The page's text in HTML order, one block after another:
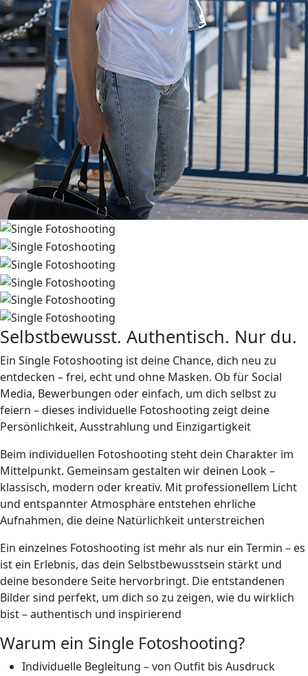
Selbstbewusst. Authentisch. Nur du.
Ein Single Fotoshooting istdeine Chance, dich neu zu
entdecken – frei, echt und ohne Masken. Ob für Social
Media, Bewerbungen oder einfach, um dich selbst zu
feiern – dieses individuelle Fotoshooting zeigt deine
Persönlichkeit, Ausstrahlung und Einzigartigkeit
Beim individuellen Fotoshooting steht dein Charakter im
Mittelpunkt. Gemeinsam gestalten wir deinen Look –
klassisch, modern oder kreativ. Mit professionellem Licht
und entspannter Atmosphäre entstehen ehrliche
Aufnahmen, die deine Natürlichkeit unterstreichen
Ein einzelnes Fotoshooting ist mehr als nur ein Termin – es
ist ein Erlebnis, das dein Selbstbewusstsein stärkt und
deine besondere Seite hervorbringt. Die entstandenen
Bilder sind perfekt, um dich so zu zeigen, wie du wirklich
bist –authentisch und inspirierend
Warum ein Single Fotoshooting?
Individuelle Begleitung – von Outfit bis Ausdruck